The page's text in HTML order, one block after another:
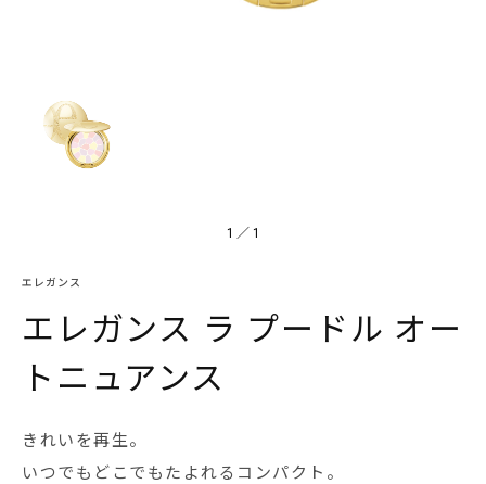
1 ／ 1
エレガンス
エレガンス ラ プードル オー
トニュアンス
きれいを再生。
いつでもどこでもたよれるコンパクト。